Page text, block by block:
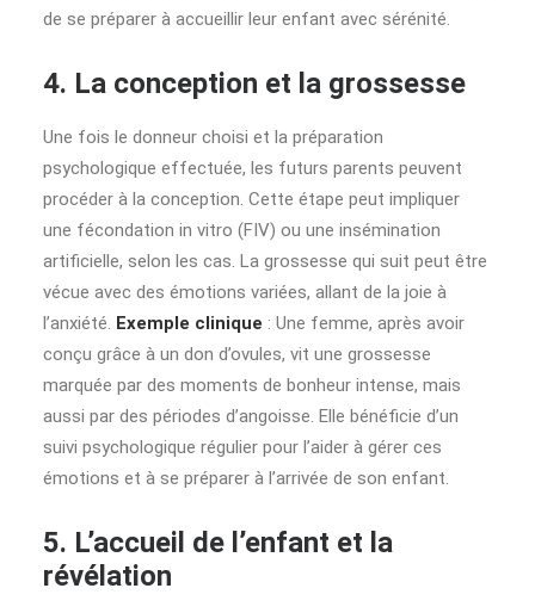
de se préparer à accueillir leur enfant avec sérénité.
4. La conception et la grossesse
Une fois le donneur choisi et la préparation
psychologique effectuée, les futurs parents peuvent
procéder à la conception. Cette étape peut impliquer
une fécondation in vitro (FIV) ou une insémination
artificielle, selon les cas. La grossesse qui suit peut être
vécue avec des émotions variées, allant de la joie à
l’anxiété. Exemple clinique : Une femme, après avoir
conçu grâce à un don d’ovules, vit une grossesse
marquée par des moments de bonheur intense, mais
aussi par des périodes d’angoisse. Elle bénéficie d’un
suivi psychologique régulier pour l’aider à gérer ces
émotions et à se préparer à l’arrivée de son enfant.
5. L’accueil de l’enfant et la
révélation